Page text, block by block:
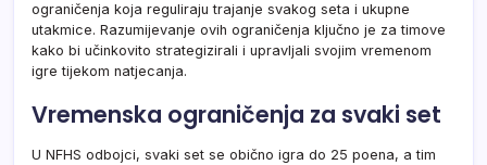
ograničenja koja reguliraju trajanje svakog seta i ukupne
utakmice. Razumijevanje ovih ograničenja ključno je za timove
kako bi učinkovito strategizirali i upravljali svojim vremenom
igre tijekom natjecanja.
Vremenska ograničenja za svaki set
U NFHS odbojci, svaki set se obično igra do 25 poena, a tim